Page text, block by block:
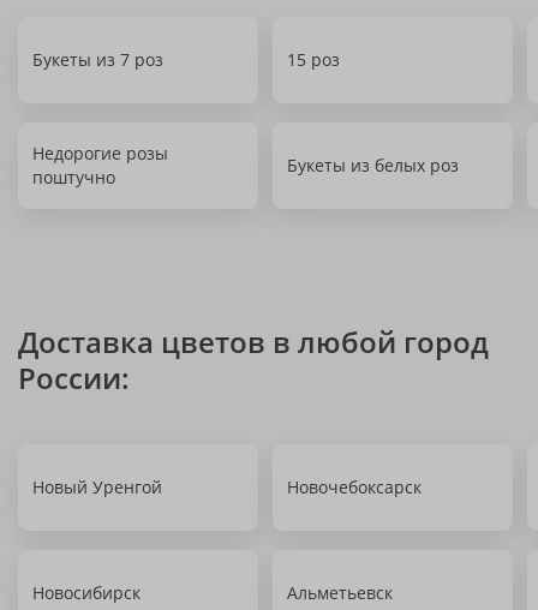
Букеты из 7 роз 15 роз
Недорогие розы
поштучно
Букеты из белых роз
Доставка цветов в любой город
России:
Новый Уренгой Новочебоксарск
Новосибирск Альметьевск